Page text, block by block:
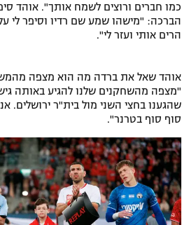
כמו חברים ורוצים לשמח אותך". אוהד
הברכה: "מישהו שמע שם רדיו וסיפר לי
הרים אותי ועזר לי".
אוהד שאל את ברדה מה הוא מצפה
"מצפה מהשחקנים שלנו להגיע באותה
שהגענו בחצי השני מול בית"ר ירושלים.
סוף סוף בטרנר".